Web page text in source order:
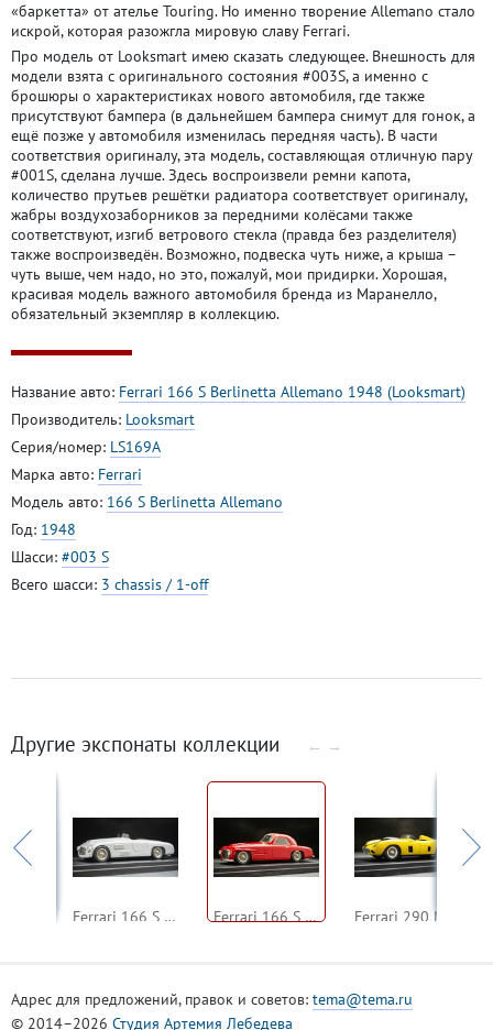
«баркетта» от ателье Touring. Но именно творение Allemano стало
искрой, которая разожгла мировую славу Ferrari.
Про модель от Looksmart имею сказать следующее. Внешность для
модели взята с оригинального состояния #003S, а именно с
брошюры о характеристиках нового автомобиля, где также
присутствуют бампера (в дальнейшем бампера снимут для гонок, а
ещё позже у автомобиля изменилась передняя часть). В части
соответствия оригиналу, эта модель, составляющая отличную пару
#001S, сделана лучше. Здесь воспроизвели ремни капота,
количество прутьев решётки радиатора соответствует оригиналу,
жабры воздухозаборников за передними колёсами также
соответствуют, изгиб ветрового стекла (правда без разделителя)
также воспроизведён. Возможно, подвеска чуть ниже, а крыша –
чуть выше, чем надо, но это, пожалуй, мои придирки. Хорошая,
красивая модель важного автомобиля бренда из Маранелло,
обязательный экземпляр в коллекцию.
Название авто: Ferrari 166 S Berlinetta Allemano 1948 (Looksmart)
Производитель: Looksmart
Серия/номер: LS169A
Марка авто: Ferrari
Модель авто: 166 S Berlinetta Allemano
Год: 1948
Шасси: #003 S
Всего шасси: 3 chassis / 1-off
Другие экспонаты коллекции ← →
Ferrari 166 S Spider Allemano 1948 (Looksmart) Ferrari 166 S Berlinetta Allemano 1948 (Looksmart)
Адрес для предложений, правок и советов: tema@tema.ru
© 2014–2026 Студия Артемия Лебедева